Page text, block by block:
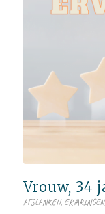
Vrouw, 34
AFSLANKEN, ERVARINGEN,